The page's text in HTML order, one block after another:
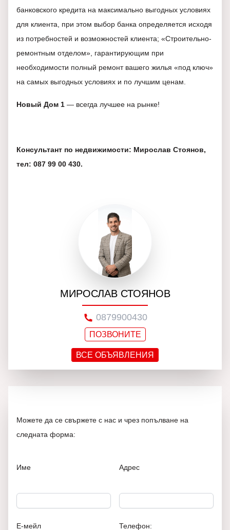
банковского кредита на максимально выгодных условиях
для клиента, при этом выбор банка определяется исходя
из потребностей и возможностей клиента; «Строительно-
ремонтным отделом», гарантирующим при
необходимости полный ремонт вашего жилья «под ключ»
на самых выгодных условиях и по лучшим ценам.
Новый Дом 1 — всегда лучшее на рынке!
Консультант по недвижимости: Мирослав Стоянов,
тел: 087 99 00 430.
МИРОСЛАВ СТОЯНОВ
0879900430
ПОЗВОНИТЕ
ВСЕ ОБЪЯВЛЕНИЯ
Можете да се свържете с нас и чрез попълване на
следната форма:
Име
Е-мейл
Адрес
Телефон: